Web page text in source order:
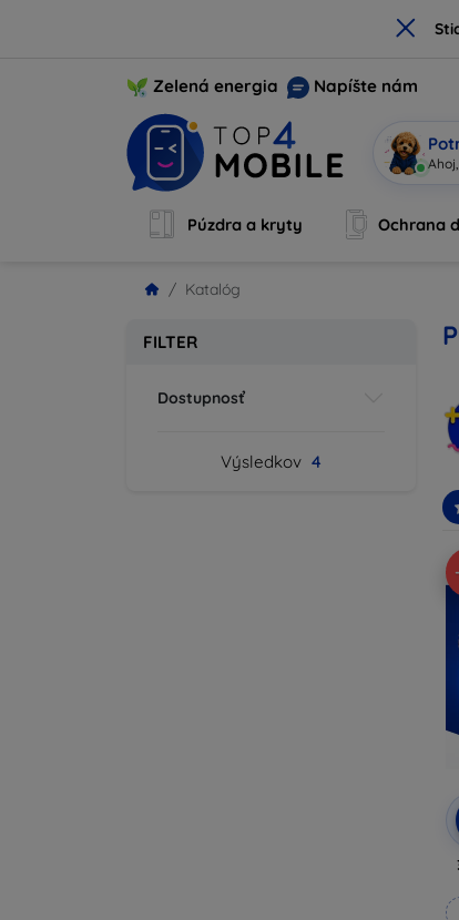
×
Zelená energia Napíšte nám
Ah|
Púzdra a kryty Ochrana
Katalóg
FILTER
Dostupnosť
Výsledkov 4